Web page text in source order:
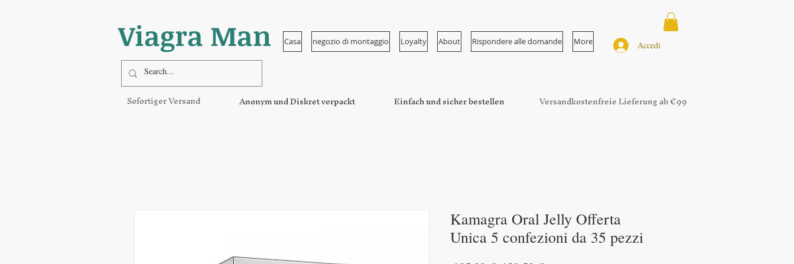
Viagra Man Casa negozio di montaggio Loyalty About Rispondere alle domande More Accedi
Sofortiger Versand Anonym und Diskret verpackt Einfach und sicher bestellen Versandkostenfreie Lieferung ab €99
Kamagra Oral Jelly Offerta
Unica 5 confezioni da 35 pezzi